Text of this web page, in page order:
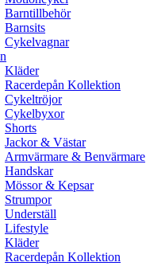
Barntillbehör
Barnsits
Cykelvagnar
Kläder
Racerdepån Kollektion
Cykeltröjor
Cykelbyxor
Shorts
Jackor & Västar
Armvärmare & Benvärmare
Handskar
Mössor & Kepsar
Strumpor
Underställ
Lifestyle
Kläder
Racerdepån Kollektion